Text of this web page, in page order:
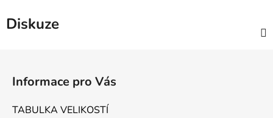
Diskuze
Informace pro Vás
TABULKA VELIKOSTÍ